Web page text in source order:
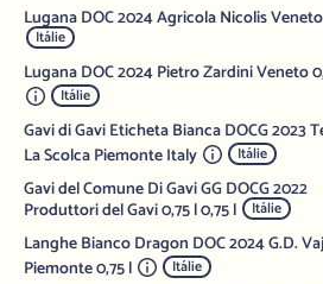
Lugana DOC 2024 Agricola Nicolis
Itálie
Lugana DOC 2024 Pietro Zardini Veneto
Itálie
Gavi di Gavi Eticheta Bianca DOCG 2023
La Scolca Piemonte Italy
Itálie
Gavi del Comune Di Gavi GG DOCG 2022
Produttori del Gavi 0,75 l 0,75 l Itálie
Langhe Bianco Dragon DOC 2024 G.D.
Piemonte 0,75 l
Itálie